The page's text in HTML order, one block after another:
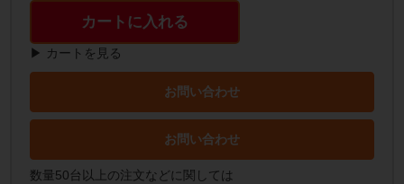
カートに入れる
▶ カートを見る
お問い合わせ
お問い合わせ
数量50台以上の注文などに関しては